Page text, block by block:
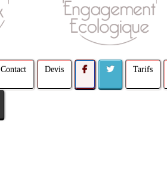
Contact Devis Tarifs